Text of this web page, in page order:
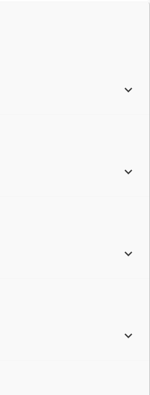



